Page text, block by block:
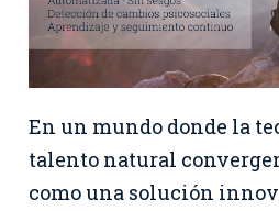
En un mundo donde la
talento natural
como una solución